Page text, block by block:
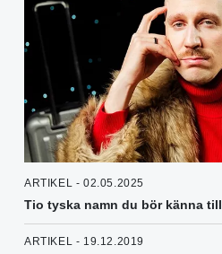
ARTIKEL - 02.05.2025
Tio tyska namn du bör känna till
ARTIKEL - 19.12.2019